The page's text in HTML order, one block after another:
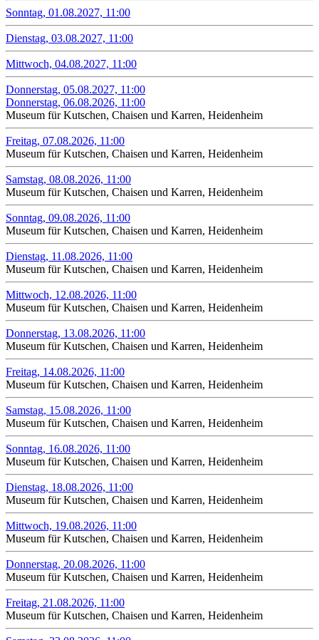
Sonntag, 01.08.2027, 11:00
Dienstag, 03.08.2027, 11:00
Mittwoch, 04.08.2027, 11:00
Donnerstag, 05.08.2027, 11:00
Donnerstag, 06.08.2026, 11:00
Museum für Kutschen, Chaisen und Karren, Heidenheim
Freitag, 07.08.2026, 11:00
Museum für Kutschen, Chaisen und Karren, Heidenheim
Samstag, 08.08.2026, 11:00
Museum für Kutschen, Chaisen und Karren, Heidenheim
Sonntag, 09.08.2026, 11:00
Museum für Kutschen, Chaisen und Karren, Heidenheim
Dienstag, 11.08.2026, 11:00
Museum für Kutschen, Chaisen und Karren, Heidenheim
Mittwoch, 12.08.2026, 11:00
Museum für Kutschen, Chaisen und Karren, Heidenheim
Donnerstag, 13.08.2026, 11:00
Museum für Kutschen, Chaisen und Karren, Heidenheim
Freitag, 14.08.2026, 11:00
Museum für Kutschen, Chaisen und Karren, Heidenheim
Samstag, 15.08.2026, 11:00
Museum für Kutschen, Chaisen und Karren, Heidenheim
Sonntag, 16.08.2026, 11:00
Museum für Kutschen, Chaisen und Karren, Heidenheim
Dienstag, 18.08.2026, 11:00
Museum für Kutschen, Chaisen und Karren, Heidenheim
Mittwoch, 19.08.2026, 11:00
Museum für Kutschen, Chaisen und Karren, Heidenheim
Donnerstag, 20.08.2026, 11:00
Museum für Kutschen, Chaisen und Karren, Heidenheim
Freitag, 21.08.2026, 11:00
Museum für Kutschen, Chaisen und Karren, Heidenheim